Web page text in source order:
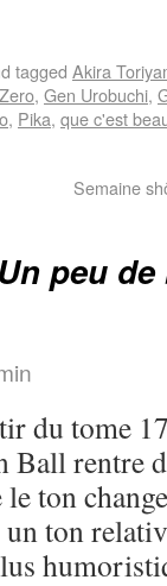
tagged Akira
, Gen Urobuchi,
, Pika, que c'est
Semaine
Un peu
du tome
Ball rentre
ton
un ton